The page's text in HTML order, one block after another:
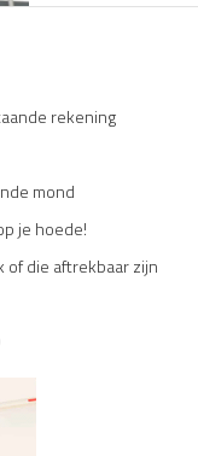
rekening
mond
je hoede!
of die aftrekbaar zijn